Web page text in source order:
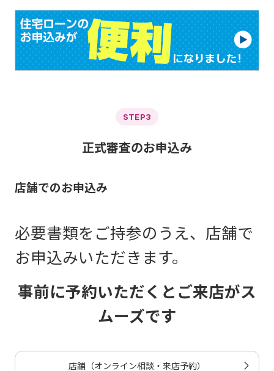
STEP3
正式審査のお申込み
店舗でのお申込み
必要書類をご持参のうえ、店舗で
お申込みいただきます。
事前に予約いただくとご来店がス
ムーズです
店舗（オンライン相談・来店予約）